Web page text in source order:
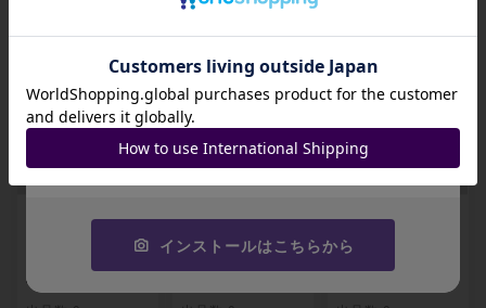
関連製品
-
07/095
095
招待コード
JA9XS8
コピーする
インストールはこちらから